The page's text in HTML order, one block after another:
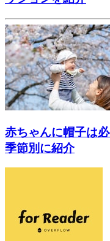
赤ちゃんに帽子は
季節別に紹介